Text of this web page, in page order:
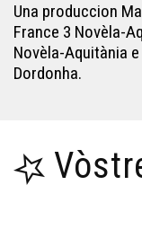
Una produccion
France 3 Novèla-
Novèla-Aquitània
Dordonha.